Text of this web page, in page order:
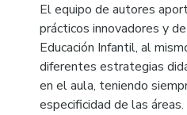
El equipo de autores
prácticos innovadores y
Educación Infantil, al
diferentes estrategias
en el aula, teniendo
especificidad de las áreas.